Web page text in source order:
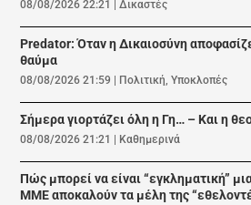
08/08/2026 22:21 |Δικαστές
Predator: Όταν η Δικαιοσύνη
θαύμα
08/08/2026 21:59 Πολιτική,Υποκλοπές
Σήμερα γιορτάζει όλη η Γη… – Και η
08/08/2026 21:21 Καθημερινά
Πώς μπορεί να είναι “εγκληματική”
ΜΜΕ αποκαλούν τα μέλη της